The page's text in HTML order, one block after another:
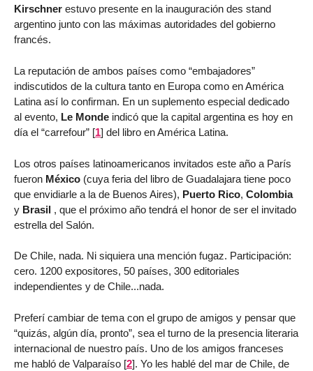
Kirschner estuvo presente en la inauguración des stand
argentino junto con las máximas autoridades del gobierno
francés.
La reputación de ambos países como “embajadores”
indiscutidos de la cultura tanto en Europa como en América
Latina así lo confirman. En un suplemento especial dedicado
al evento, Le Monde indicó que la capital argentina es hoy en
día el “carrefour” [1] del libro en América Latina.
Los otros países latinoamericanos invitados este año a París
fueron México (cuya feria del libro de Guadalajara tiene poco
que envidiarle a la de Buenos Aires), Puerto Rico, Colombia
y Brasil , que el próximo año tendrá el honor de ser el invitado
estrella del Salón.
De Chile, nada. Ni siquiera una mención fugaz. Participación:
cero. 1200 expositores, 50 países, 300 editoriales
independientes y de Chile...nada.
Preferí cambiar de tema con el grupo de amigos y pensar que
“quizás, algún día, pronto”, sea el turno de la presencia literaria
internacional de nuestro país. Uno de los amigos franceses
me habló de Valparaíso [2]. Yo les hablé del mar de Chile, de